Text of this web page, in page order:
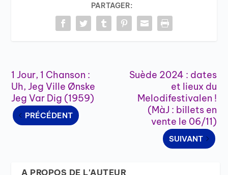
PARTAGER:
1 Jour, 1 Chanson :
Uh, Jeg Ville Ønske
Jeg Var Dig (1959)
PRÉCÉDENT
Suède 2024 : dates
et lieux du
Melodifestivalen !
(MàJ : billets en
vente le 06/11)
SUIVANT
A PROPOS DE L'AUTEUR